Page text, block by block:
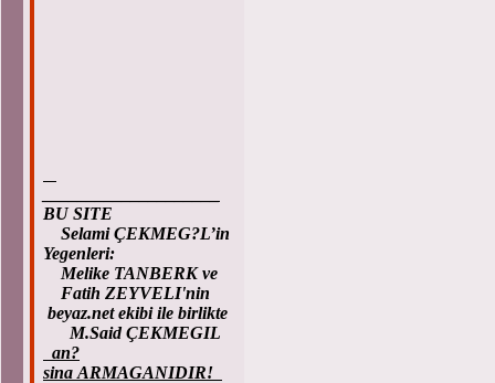
BU SITE
Selami ÇEKMEG?L’in
Yegenleri:
Melike TANBERK ve
Fatih ZEYVELI'nin
beyaz.net ekibi ile birlikte
M.Said ÇEKMEGIL
an?
sina ARMAGANIDIR!